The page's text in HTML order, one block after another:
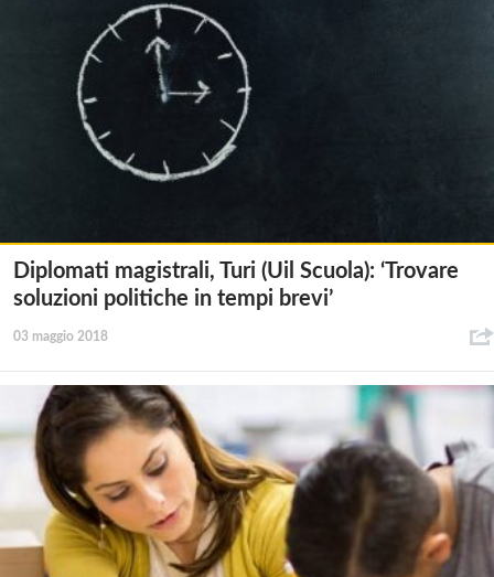
Diplomati magistrali, Turi (Uil Scuola): ‘Trovare
soluzioni politiche in tempi brevi’
03 maggio 2018